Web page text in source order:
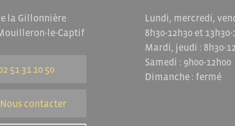
la Gillonnière
le-Captif
51 31 10 50
Nous contacter
Lundi, mercredi,
8h30-12h30 et
Mardi, jeudi : 8h30-
Samedi : 9h00-12h00
Dimanche : fermé